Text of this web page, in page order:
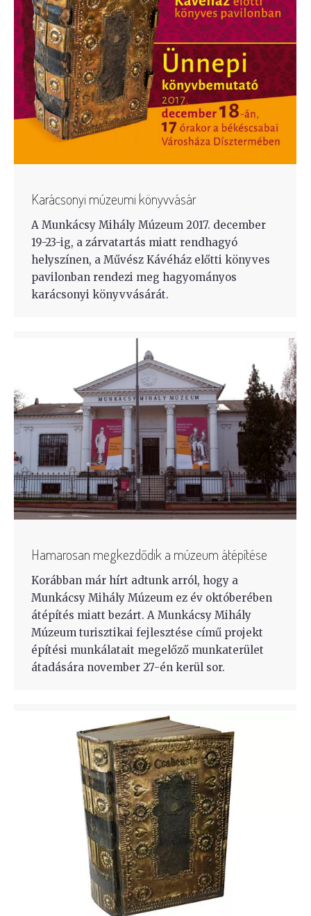
Karácsonyi múzeumi könyvvásár
A Munkácsy Mihály Múzeum 2017. december
19-23-ig, a zárvatartás miatt rendhagyó
helyszínen, a Művész Kávéház előtti könyves
pavilonban rendezi meg hagyományos
karácsonyi könyvvásárát.
Hamarosan megkezdődik a múzeum átépítése
Korábban már hírt adtunk arról, hogy a
Munkácsy Mihály Múzeum ez év októberében
átépítés miatt bezárt. A Munkácsy Mihály
Múzeum turisztikai fejlesztése című projekt
építési munkálatait megelőző munkaterület
átadására november 27-én kerül sor.